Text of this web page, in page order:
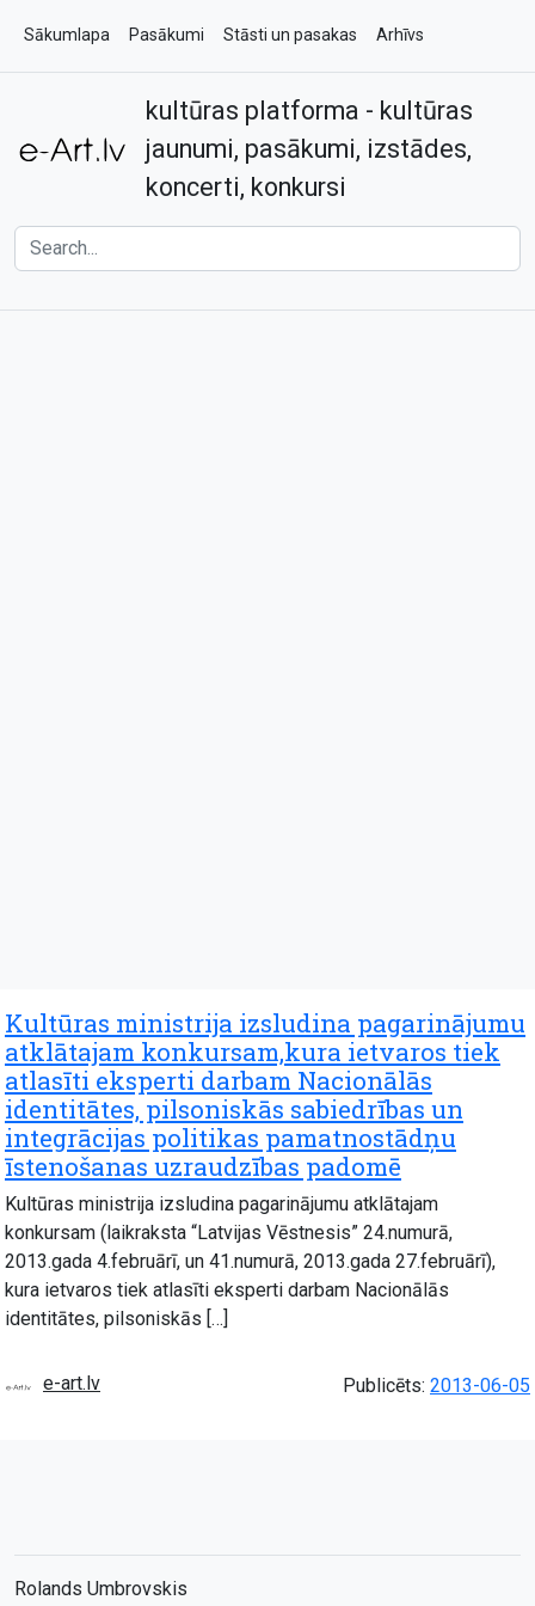
Sākumlapa Pasākumi Stāsti un pasakas Arhīvs
Kontakti
kultūras platforma - kultūras
jaunumi, pasākumi, izstādes,
koncerti, konkursi
Kultūras ministrija izsludina pagarinājumu
atklātajam konkursam,kura ietvaros tiek
atlasīti eksperti darbam Nacionālās
identitātes, pilsoniskās sabiedrības un
integrācijas politikas pamatnostādņu
īstenošanas uzraudzības padomē
Kultūras ministrija izsludina pagarinājumu atklātajam
konkursam (laikraksta “Latvijas Vēstnesis” 24.numurā,
2013.gada 4.februārī, un 41.numurā, 2013.gada 27.februārī),
kura ietvaros tiek atlasīti eksperti darbam Nacionālās
identitātes, pilsoniskās […]
e-art.lv Publicēts: 2013-06-05
Rolands Umbrovskis